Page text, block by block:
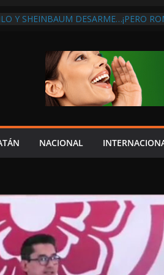
Y SHEINBAUM DESARME…¡PERO
DISCURSO DE LAYDA AL REVELAR
LA PEOR CAÍDA DE
DEL PAÍS, POR PÉSIMA
INFLUENCIAS POLÍTICAS EN
ASUME CULPA DEL HIJO?
SOBRE LA CARRETERA LIBRE
NACIONAL